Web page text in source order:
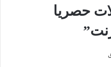
حصريا